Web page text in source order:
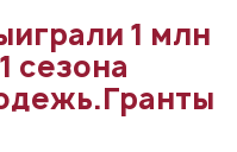
1 млн
сезона